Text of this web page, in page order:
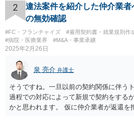
弁護士が起案 Ⅰ依頼者に内容の確認 Ⅱ
念のため事務員が確認 Ⅳ提出 の流れにな
気が付くことが多いです。仮処分等緊急
判所窓口で修正して受理してもらうとい
場合は責められない部分もあるかと思い
うね。よくわからないならば弁護士とし
よいですかと聞くべきではあると思いま
内容に関するミスなので、今後はよく確
ます。 ③証拠のナンバーが入らないまま
まになっている →形式ミスですね。不注
2
違法案件を紹介した仲介業
の無効確認
#FC・フランチャイズ #雇用契約書・就業規則作
#病院・医療業界
#M&A・事業承継
2025年2月26日
泉 亮介 弁護士
そうですね。一旦以前の契約関係に伴う
過程での対応によって新規で契約をする
かと思われます。 仮に仲介業者が返還を